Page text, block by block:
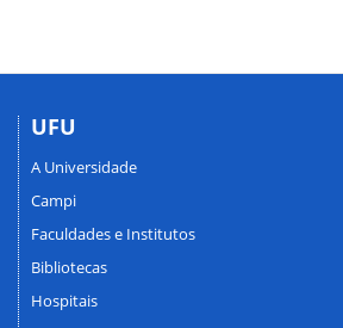
UFU
A Universidade
Campi
Faculdades e Institutos
Bibliotecas
Hospitais